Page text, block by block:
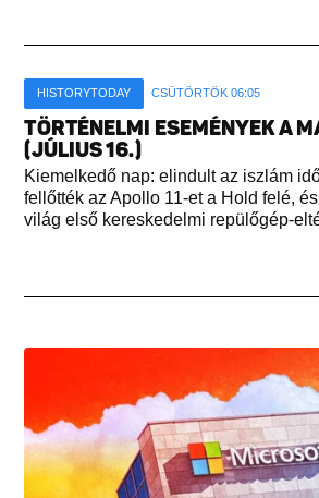
HISTORYTODAY CSÜTÖRTÖK 06:05
TÖRTÉNELMI ESEMÉNYEK A
(JÚLIUS 16.)
Kiemelkedő nap: elindult az iszlám
fellőtték az Apollo 11-et a Hold felé,
világ első kereskedelmi repülőgép-